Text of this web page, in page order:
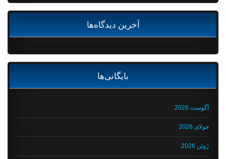
آخرین دیدگاه‌ها
بایگانی‌ها
آگوست 2026
جولای 2026
ژوئن 2026